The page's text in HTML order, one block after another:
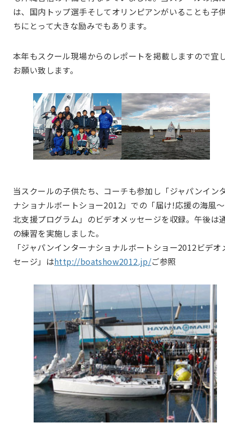
は、国内トップ選手そしてオリンピアンがいることも子
ちにとって大きな励みでもあります。
本年もスクール現場からのレポートを掲載しますので宜
お願い致します。
当スクールの子供たち、コーチも参加し「ジャパンイン
ナショナルボートショー2012」での「届け!応援の海風
北支援プログラム」のビデオメッセージを収録。午後は
の練習を実施しました。
「ジャパンインターナショナルボートショー2012ビデオ
セージ」はhttp://boatshow2012.jp/ご参照